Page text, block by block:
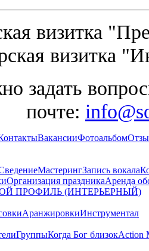
визитка
визитка
задать
почте:
ВакансииФотоальбом
МастерингЗапись вокала
Организация праздникаАренда
ПРОФИЛЬ (ИНТЕРЬЕРНЫЙ)
АранжировкиИнструментал
ГруппыКогда Бог близокAction